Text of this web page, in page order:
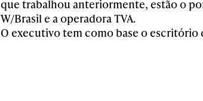
que trabalhou anteriormente, estão o
W/Brasil e a operadora TVA.
O executivo tem como base o escritório